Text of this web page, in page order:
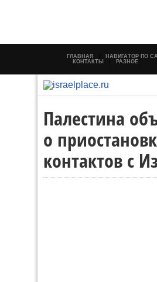
ГЛАВНАЯ НАВИГАТОР ПО
КОНТАКТЫ
РАЗНОЕ
Палестина
о
контактов с